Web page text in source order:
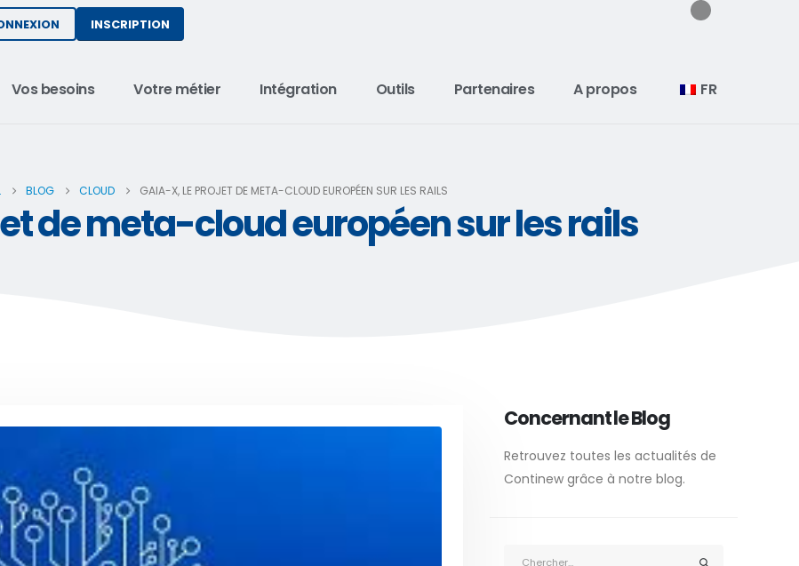
INSCRIPTION
Vos besoins Votre métier Intégration Outils Partenaires A propos FR
BLOG CLOUD GAIA-X, LE PROJET DE META-CLOUD EUROPÉEN SUR LES RAILS
de meta-cloud européen sur les rails
Concernant le Blog
Retrouvez toutes les actualités de
Continew grâce à notre blog.